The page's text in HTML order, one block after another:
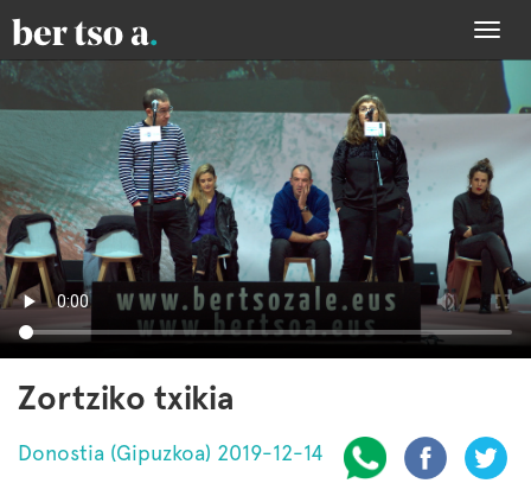
Zortziko txikia
Donostia (Gipuzkoa) 2019-12-14